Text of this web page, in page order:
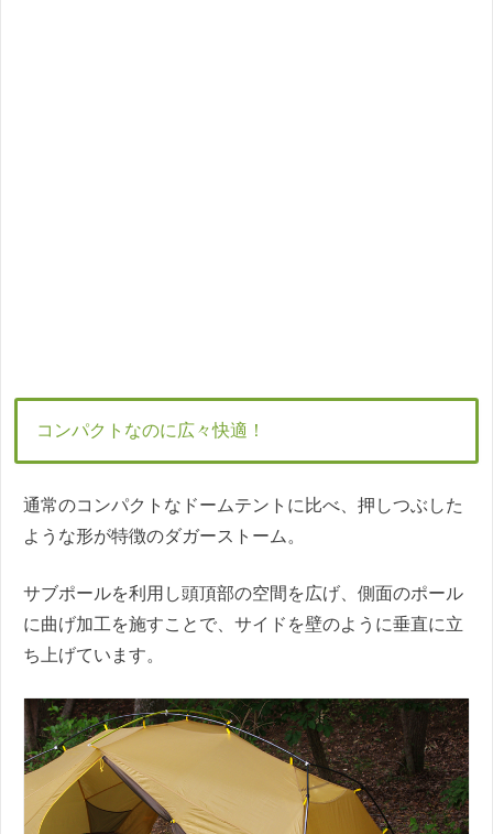
コンパクトなのに広々快適！
通常のコンパクトなドームテントに比べ、押しつぶした
ような形が特徴のダガーストーム。
サブポールを利用し頭頂部の空間を広げ、側面のポール
に曲げ加工を施すことで、サイドを壁のように垂直に立
ち上げています。